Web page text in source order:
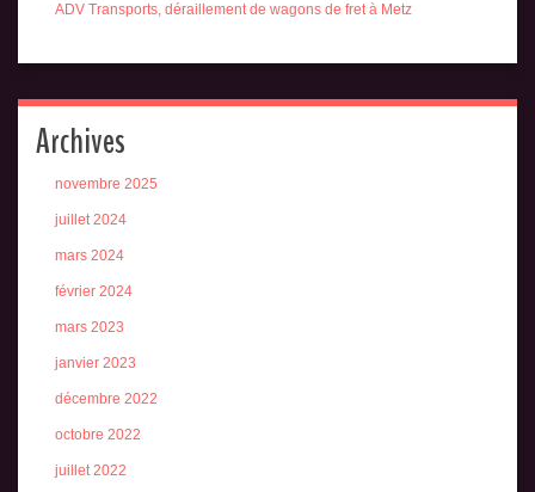
ADV Transports, déraillement de wagons de fret à Metz
Archives
novembre 2025
juillet 2024
mars 2024
février 2024
mars 2023
janvier 2023
décembre 2022
octobre 2022
juillet 2022